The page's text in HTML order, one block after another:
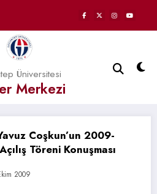
Üniversitesi
Merkezi
Coşkun’un 2009-
Töreni Konuşması
2009